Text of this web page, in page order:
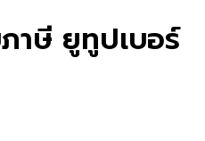
าษี ยูทูปเบอร์